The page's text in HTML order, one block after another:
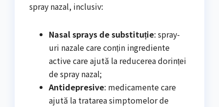
spray nazal, inclusiv:
Nasal sprays de substituție: spray-
uri nazale care conțin ingrediente
active care ajută la reducerea dorinței
de spray nazal;
Antidepresive: medicamente care
ajută la tratarea simptomelor de